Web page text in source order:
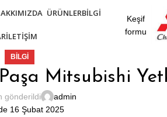
ÜRÜNLERBILGI
İLETIŞIM
Keşif
formu
BILGI
Mitsubishi
gönderildi
admin
16 Şubat 2025